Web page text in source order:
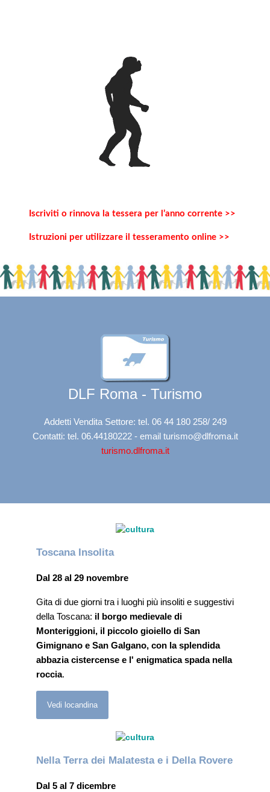
Iscriviti o rinnova la tessera per l’anno corrente >>
Istruzioni per utilizzare il tesseramento online >>
DLF Roma - Turismo
Addetti Vendita Settore: tel. 06 44 180 258/ 249
Contatti: tel. 06.44180222 - email turismo@dlfroma.it
turismo.dlfroma.it
Toscana Insolita
Dal 28 al 29 novembre
Gita di due giorni tra i luoghi più insoliti e suggestivi
della Toscana: il borgo medievale di
Monteriggioni, il piccolo gioiello di San
Gimignano e San Galgano, con la splendida
abbazia cistercense e l' enigmatica spada nella
roccia.
Vedi locandina
Nella Terra dei Malatesta e i Della Rovere
Dal 5 al 7 dicembre